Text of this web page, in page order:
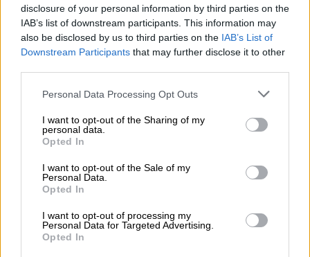
disclosure of your personal information by third parties on the
IAB’s list of downstream participants. This information may
also be disclosed by us to third parties on the IAB’s List of
Downstream Participants that may further disclose it to other
Please note that this website/app uses one or more Google
not limited to your visit or usage behaviour. You may click to
grant or deny consent to Google and its third-party tags to
use your data for below specified purposes in below Google
consent section.
Personal Data Processing Opt Outs
I want to opt-out of the Sharing of my
personal data.
Opted In
I want to opt-out of the Sale of my
Personal Data.
Opted In
I want to opt-out of processing my
Personal Data for Targeted Advertising.
Opted In
Γιώργος Κορρές: Θύμα κλοπής ο
επιχειρηματίας στο κέντρο της Αθήνας
Μαζί με συνεργάτες του έπεσε θύμα κλοπής,
στις 8 το βράδυ, στην πλατεία Συντάγματος
ΑΛΛΑ #TAGS
θάνατος
Νάξος
πλατεία Συντάγματος